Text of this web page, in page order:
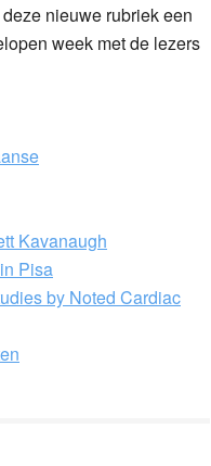
nieuwe rubriek een
week met de lezers
Kavanaugh
Pisa
by Noted Cardiac